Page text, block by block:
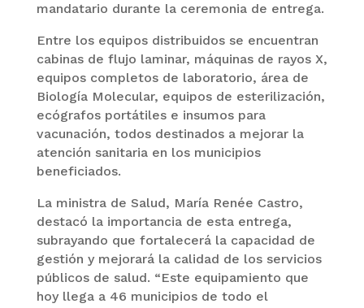
mandatario durante la ceremonia de entrega.
Entre los equipos distribuidos se encuentran
cabinas de flujo laminar, máquinas de rayos X,
equipos completos de laboratorio, área de
Biología Molecular, equipos de esterilización,
ecógrafos portátiles e insumos para
vacunación, todos destinados a mejorar la
atención sanitaria en los municipios
beneficiados.
La ministra de Salud, María Renée Castro,
destacó la importancia de esta entrega,
subrayando que fortalecerá la capacidad de
gestión y mejorará la calidad de los servicios
públicos de salud. “Este equipamiento que
hoy llega a 46 municipios de todo el